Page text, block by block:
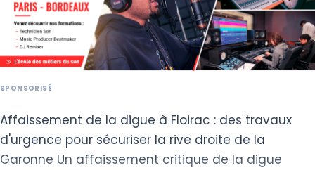
Affaissement de la digue à Floirac : des travaux
d'urgence pour sécuriser la rive droite de la
Garonne Un affaissement critique de la digue